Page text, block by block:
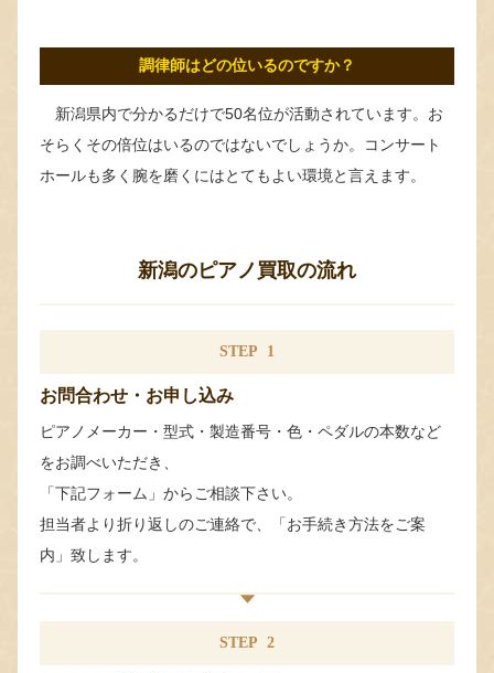
調律師はどの位いるのですか？
新潟県内で分かるだけで50名位が活動されています。お
そらくその倍位はいるのではないでしょうか。コンサート
ホールも多く腕を磨くにはとてもよい環境と言えます。
新潟のピアノ買取の流れ
STEP 1
お問合わせ・お申し込み
ピアノメーカー・型式・製造番号・色・ペダルの本数など
をお調べいただき、
「下記フォーム」からご相談下さい。
担当者より折り返しのご連絡で、「お手続き方法をご案
内」致します。
STEP 2